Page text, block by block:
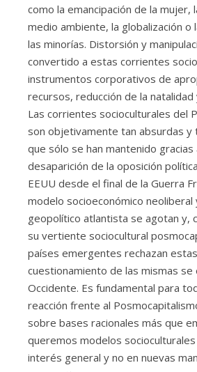
como la emancipación de la mujer,
medio ambiente, la globalización o
las minorías. Distorsión y
convertido a estas corrientes
instrumentos corporativos de
recursos, reducción de la natalidad
Las corrientes socioculturales del
son objetivamente tan absurdas y
que sólo se han mantenido gracias
desaparición de la oposición
EEUU desde el final de la Guerra
modelo socioeconómico neoliberal
geopolítico atlantista se agotan y,
su vertiente sociocultural
países emergentes rechazan
cuestionamiento de las mismas
Occidente. Es fundamental para
reacción frente al
sobre bases racionales más que
queremos modelos
interés general y no en nuevas